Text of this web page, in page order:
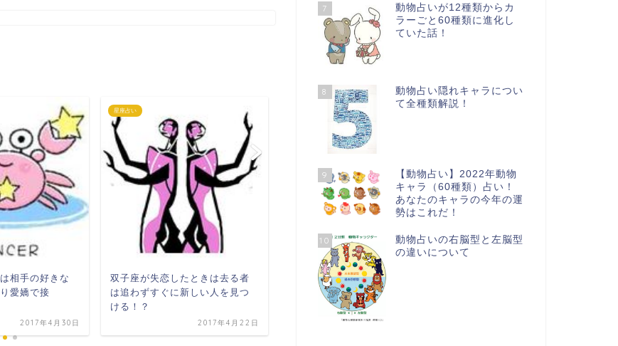
相手の好きな
愛嬌で接
2017年4月30日
星座占い
双子座が失恋したときは去る者
は追わずすぐに新しい人を見つ
ける！？
2017年4月22日
蟹座の恋愛の傾向は穏やかな進
行と二人で一つの関係!?
7
動物占いが12種類からカ
ラーごと60種類に進化し
ていた話！
8
動物占い隠れキャラについ
て全種類解説！
9
【動物占い】2022年動物
キャラ（60種類）占い！
あなたのキャラの今年の運
勢はこれだ！
10
動物占いの右脳型と左脳型
の違いについて